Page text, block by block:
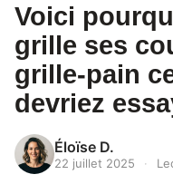
Voici
grille ses
grille-pain
devriez
Éloïse D.
22 juillet 2025 ·